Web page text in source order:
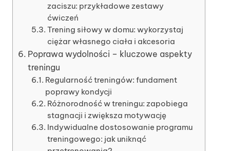
zaciszu: przykładowe zestawy
ćwiczeń
Trening siłowy w domu: wykorzystaj
ciężar własnego ciała i akcesoria
Poprawa wydolności – kluczowe aspekty
treningu
Regularność treningów: fundament
poprawy kondycji
Różnorodność w treningu: zapobiega
stagnacji i zwiększa motywację
Indywidualne dostosowanie programu
treningowego: jak uniknąć